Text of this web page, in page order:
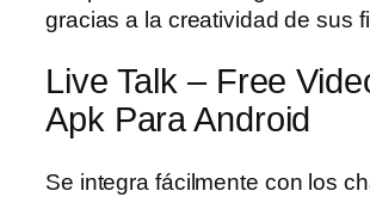
gracias a la creatividad de sus
Live Talk – Free
Apk Para Android
Se integra fácilmente con los